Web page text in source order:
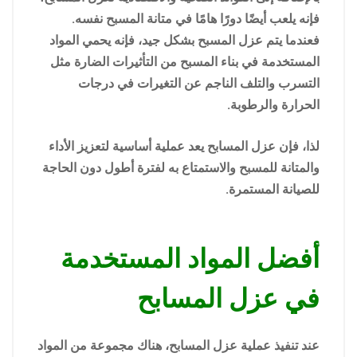
فإنه يلعب أيضًا دورًا هامًا في متانة المسبح نفسه.
فعندما يتم عزل المسبح بشكل جيد، فإنه يحمي المواد
المستخدمة في بناء المسبح من التأثيرات الضارة مثل
التسرب والتلف الناجم عن التغيرات في درجات
الحرارة والرطوبة.
لذا، فإن عزل المسابح يعد عملية أساسية لتعزيز الأداء
والمتانة للمسبح والاستمتاع به لفترة أطول دون الحاجة
للصيانة المستمرة.
أفضل المواد المستخدمة
في عزل المسابح
عند تنفيذ عملية عزل المسابح، هناك مجموعة من المواد